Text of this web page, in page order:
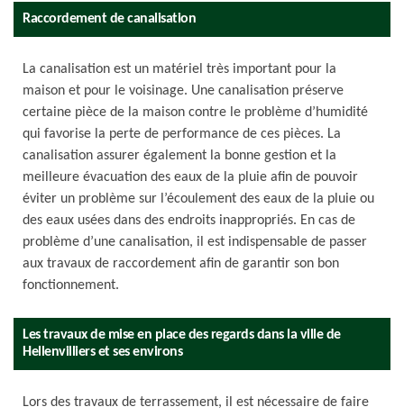
Raccordement de canalisation
La canalisation est un matériel très important pour la
maison et pour le voisinage. Une canalisation préserve
certaine pièce de la maison contre le problème d’humidité
qui favorise la perte de performance de ces pièces. La
canalisation assurer également la bonne gestion et la
meilleure évacuation des eaux de la pluie afin de pouvoir
éviter un problème sur l’écoulement des eaux de la pluie ou
des eaux usées dans des endroits inappropriés. En cas de
problème d’une canalisation, il est indispensable de passer
aux travaux de raccordement afin de garantir son bon
fonctionnement.
Les travaux de mise en place des regards dans la ville de
Hellenvilliers et ses environs
Lors des travaux de terrassement, il est nécessaire de faire